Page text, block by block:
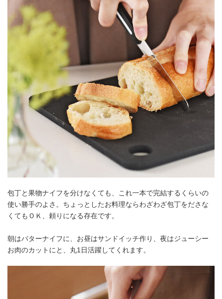
包丁と果物ナイフを分けなくても、これ一本で完結するくらいの
使い勝手のよさ。ちょっとしたお料理ならわざわざ包丁をださな
くてもＯＫ、頼りになる存在です。
朝はバターナイフに、お昼はサンドイッチ作り、夜はジューシー
お肉のカットにと、丸1日活躍してくれます。